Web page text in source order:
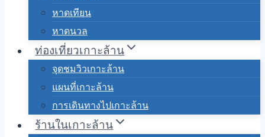
หาดเทียน
หาดนวล
ท่องเที่ยวเกาะล้าน
จุดชมวิวเกาะล้าน
แผนที่เกาะล้าน
การเดินทางไปเกาะล้าน
ร้านในเกาะล้าน